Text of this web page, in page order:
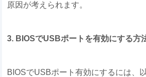
原因が考えられます。
3. BIOSでUSBポートを有効にする方
BIOSでUSBポート有効にするには、